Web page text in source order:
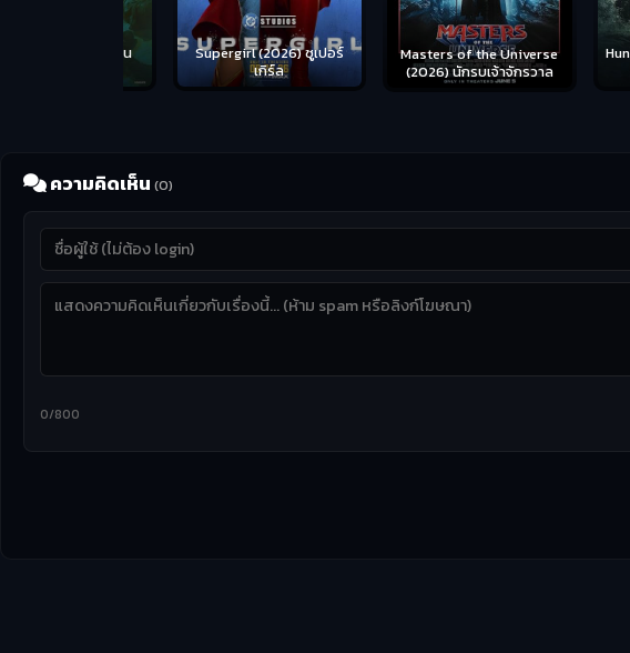
Supergirl (2026) ซูเปอร์
เกิร์ล
Masters of the Universe
(2026) นักรบเจ้าจักรวาล
Hungry
ความคิดเห็น (0)
0/800